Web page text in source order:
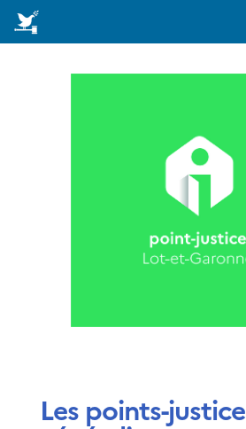
Les points-justice